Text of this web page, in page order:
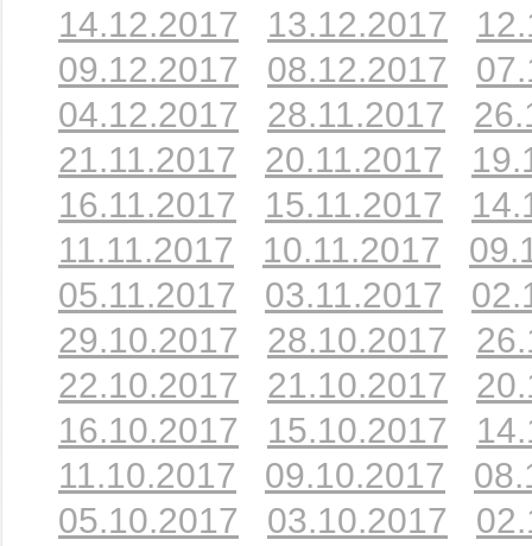
14.12.2017
13.12.2017
09.12.2017
08.12.2017
04.12.2017
28.11.2017
21.11.2017
20.11.2017
16.11.2017
15.11.2017
11.11.2017
10.11.2017
05.11.2017
03.11.2017
29.10.2017
28.10.2017
22.10.2017
21.10.2017
16.10.2017
15.10.2017
11.10.2017
09.10.2017
05.10.2017
03.10.2017